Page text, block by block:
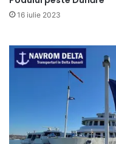
16 iulie 2023